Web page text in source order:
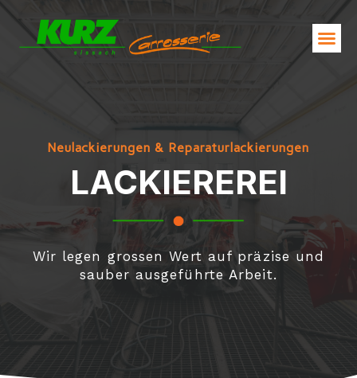
Neulackierungen & Reparaturlackierungen
LACKIEREREI
Wir legen grossen Wert auf präzise und
sauber ausgeführte Arbeit.